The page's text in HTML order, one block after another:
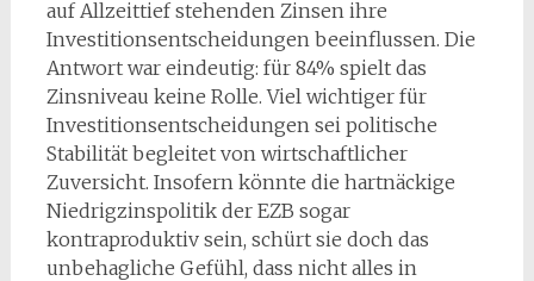
auf Allzeittief stehenden Zinsen ihre
Investitionsentscheidungen beeinflussen. Die
Antwort war eindeutig: für 84% spielt das
Zinsniveau keine Rolle. Viel wichtiger für
Investitionsentscheidungen sei politische
Stabilität begleitet von wirtschaftlicher
Zuversicht. Insofern könnte die hartnäckige
Niedrigzinspolitik der EZB sogar
kontraproduktiv sein, schürt sie doch das
unbehagliche Gefühl, dass nicht alles in